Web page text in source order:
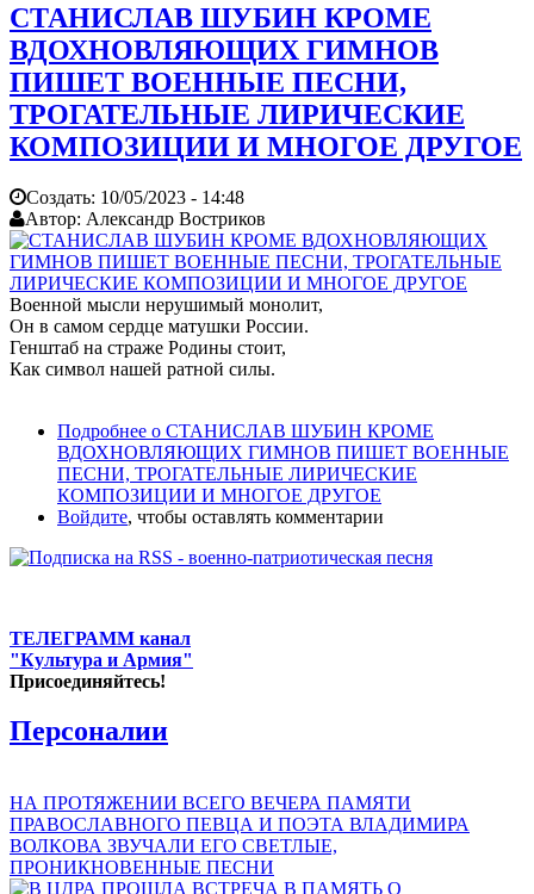
СТАНИСЛАВ ШУБИН КРОМЕ
ВДОХНОВЛЯЮЩИХ ГИМНОВ
ПИШЕТ ВОЕННЫЕ ПЕСНИ,
ТРОГАТЕЛЬНЫЕ ЛИРИЧЕСКИЕ
КОМПОЗИЦИИ И МНОГОЕ ДРУГОЕ
Создать: 10/05/2023 - 14:48
Автор: Александр Востриков
Военной мысли нерушимый монолит,
Он в самом сердце матушки России.
Генштаб на страже Родины стоит,
Как символ нашей ратной силы.
Подробнее о СТАНИСЛАВ ШУБИН КРОМЕ
ВДОХНОВЛЯЮЩИХ ГИМНОВ ПИШЕТ ВОЕННЫЕ
ПЕСНИ, ТРОГАТЕЛЬНЫЕ ЛИРИЧЕСКИЕ
КОМПОЗИЦИИ И МНОГОЕ ДРУГОЕ
Войдите, чтобы оставлять комментарии
ТЕЛЕГРАММ канал
"Культура и Армия"
Присоединяйтесь!
Персоналии
НА ПРОТЯЖЕНИИ ВСЕГО ВЕЧЕРА ПАМЯТИ
ПРАВОСЛАВНОГО ПЕВЦА И ПОЭТА ВЛАДИМИРА
ВОЛКОВА ЗВУЧАЛИ ЕГО СВЕТЛЫЕ,
ПРОНИКНОВЕННЫЕ ПЕСНИ